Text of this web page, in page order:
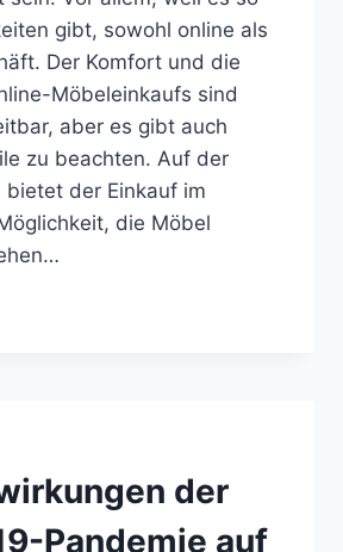
gibt, sowohl online als
Der Komfort und die
Möbeleinkaufs sind
aber es gibt auch
zu beachten. Auf der
bietet der Einkauf im
die Möbel
der
Pandemie auf